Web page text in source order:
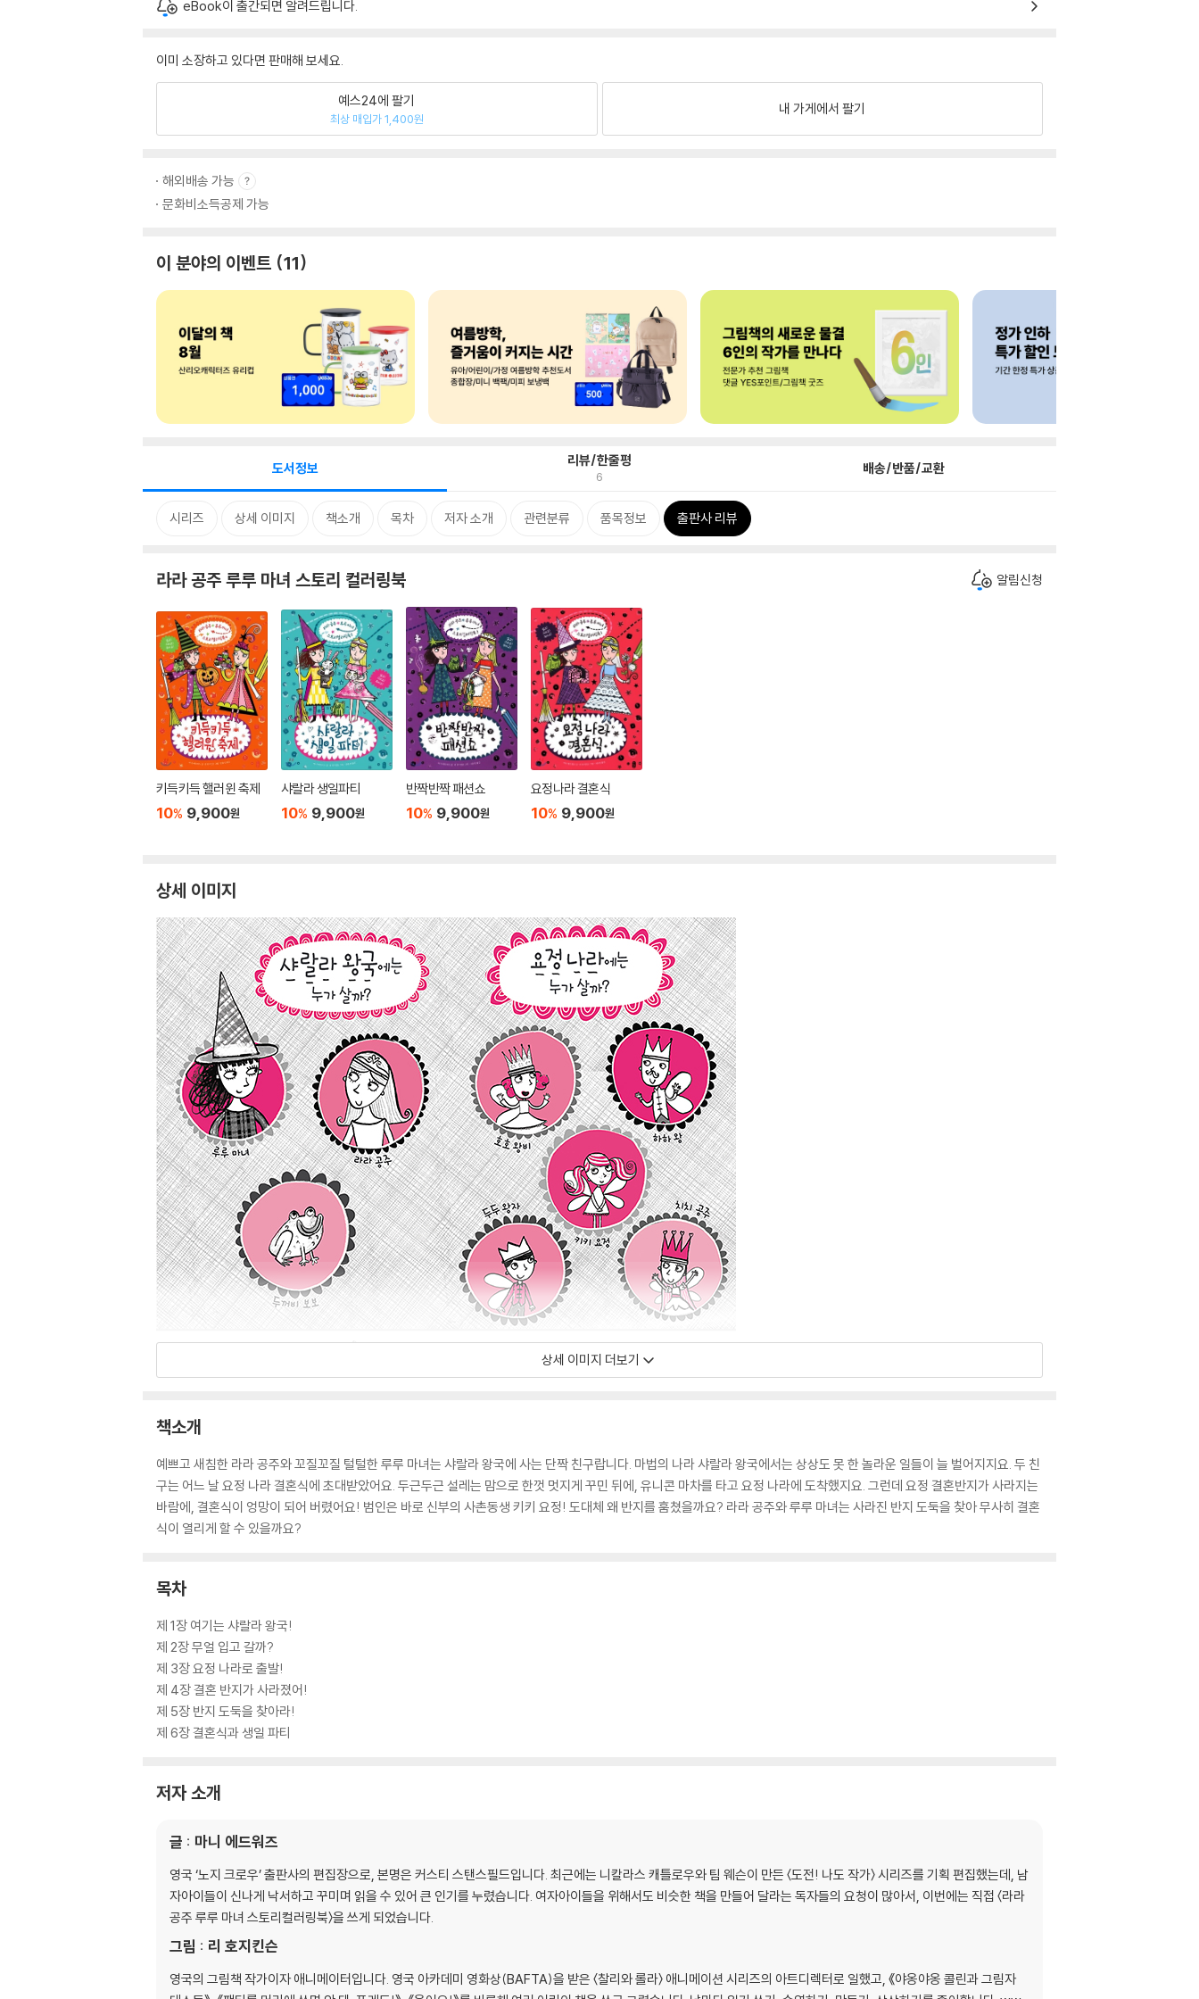
eBook이 출간되면 알려드립니다.
이미 소장하고 있다면 판매해 보세요.
예스24에 팔기
최상 매입가 1,400원
내 가게에서 팔기
해외배송 가능
문화비소득공제 가능
이 분야의 이벤트 11
도서정보 리뷰/한줄평
6 배송/반품/교환
시리즈 상세 이미지 책소개 목차 저자 소개 관련분류 품목정보 출판사 리뷰
라라 공주 루루 마녀 스토리 컬러링북 알림신청
키득키득 핼러윈 축제
10% 9,900원
샤랄라 생일파티
10% 9,900원
반짝반짝 패션쇼
10% 9,900원
요정나라 결혼식
10% 9,900원
상세 이미지
상세 이미지 더보기
책소개
예쁘고 새침한 라라 공주와 꼬질꼬질 털털한 루루 마녀는 샤랄라 왕국에 사는 단짝 친구랍니다. 마법의 나라 샤랄라 왕국에서는 상상도 못 한 놀라운 일들이 늘 벌어지지요. 두 친
구는 어느 날 요정 나라 결혼식에 초대받았어요. 두근두근 설레는 맘으로 한껏 멋지게 꾸민 뒤에, 유니콘 마차를 타고 요정 나라에 도착했지요. 그런데 요정 결혼반지가 사라지는
바람에, 결혼식이 엉망이 되어 버렸어요! 범인은 바로 신부의 사촌동생 키키 요정! 도대체 왜 반지를 훔쳤을까요? 라라 공주와 루루 마녀는 사라진 반지 도둑을 찾아 무사히 결혼
식이 열리게 할 수 있을까요?
목차
제 1장 여기는 샤랄라 왕국!
제 2장 무얼 입고 갈까?
제 3장 요정 나라로 출발!
제 4장 결혼 반지가 사라졌어!
제 5장 반지 도둑을 찾아라!
제 6장 결혼식과 생일 파티
저자 소개
글 : 마니 에드워즈
영국 ‘노지 크로우’ 출판사의 편집장으로, 본명은 커스티 스탠스필드입니다. 최근에는 니칼라스 캐틀로우와 팀 웨슨이 만든 〈도전! 나도 작가〉 시리즈를 기획 편집했는데, 남
자아이들이 신나게 낙서하고 꾸미며 읽을 수 있어 큰 인기를 누렸습니다. 여자아이들을 위해서도 비슷한 책을 만들어 달라는 독자들의 요청이 많아서, 이번에는 직접 〈라라
공주 루루 마녀 스토리컬러링북〉을 쓰게 되었습니다.
그림 : 리 호지킨슨
영국의 그림책 작가이자 애니메이터입니다. 영국 아카데미 영화상(BAFTA)을 받은 〈찰리와 롤라〉 애니메이션 시리즈의 아트디렉터로 일했고, 《야옹야옹 콜린과 그림자